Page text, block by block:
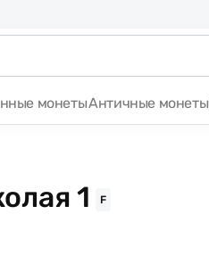
монетыАнтичные монеты
1 F